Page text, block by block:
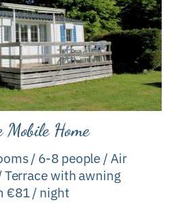
Mobile Home
/ 6-8 people / Air
with awning
€81 / night